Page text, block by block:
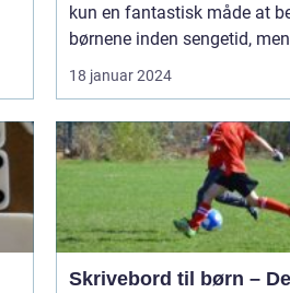
kun en fantastisk måde at
børnene inden sengetid,
18 januar 2024
Skrivebord til børn –